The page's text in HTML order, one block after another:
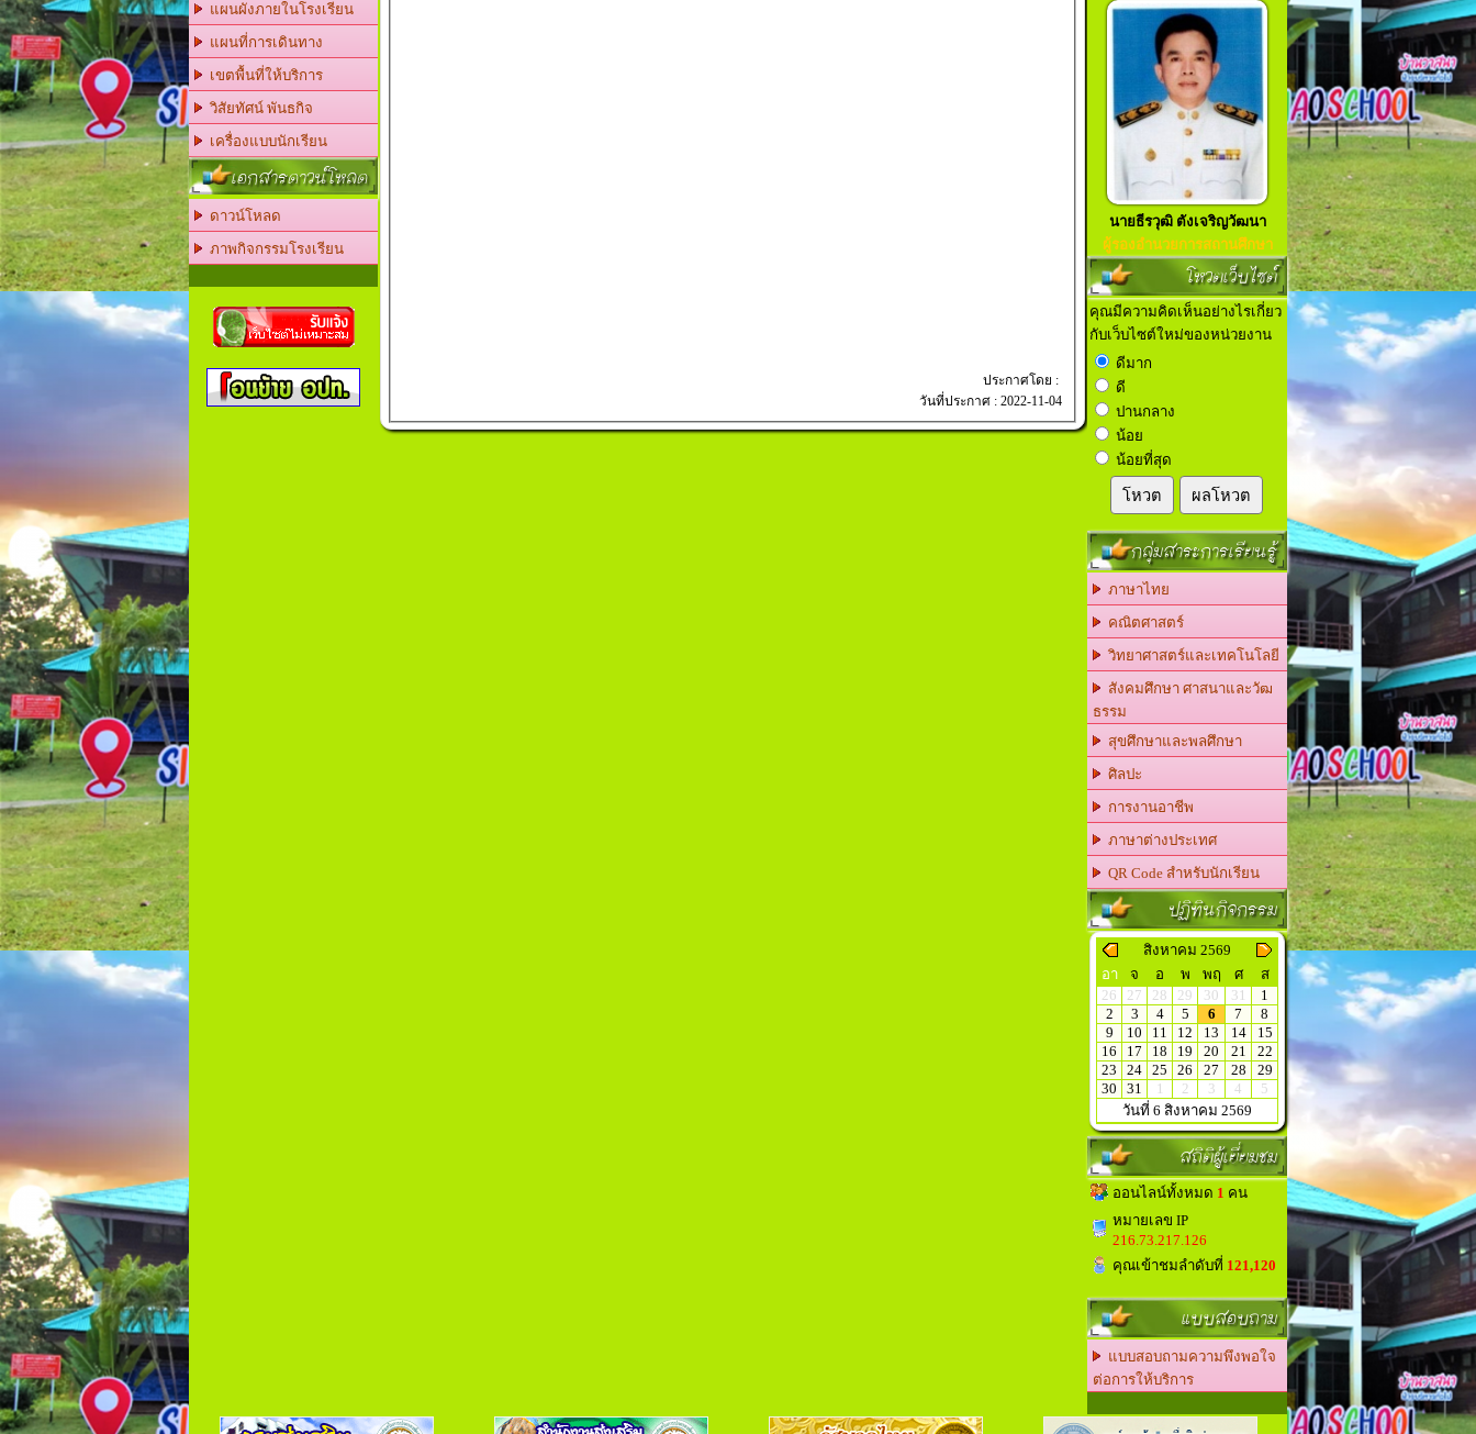
แผนผังภายในโรงเรียน
แผนที่การเดินทาง
เขตพื้นที่ให้บริการ
วิสัยทัศน์ พันธกิจ
เครื่องแบบนักเรียน
เอกสารดาวน์โหลด
ดาวน์โหลด
ภาพกิจกรรมโรงเรียน
ประกาศโดย :
วันที่ประกาศ : 2022-11-04
นายธีรวุฒิ ตังเจริญวัฒนา
ผู้รองอำนวยการสถานศึกษา
โหวตเว็บไซต์
คุณมีความคิดเห็นอย่างไรเกี่ยว
กับเว็บไซต์ใหม่ของหน่วยงาน
ดีมาก
ดี
ปานกลาง
น้อย
น้อยที่สุด
โหวต ผลโหวต
กลุ่มสาระการเรียนรู้
ภาษาไทย
คณิตศาสตร์
วิทยาศาสตร์และเทคโนโลยี
สังคมศึกษา ศาสนาและวัฒ
ธรรม
สุขศึกษาและพลศึกษา
ศิลปะ
การงานอาชีพ
ภาษาต่างประเทศ
QR Code สำหรับนักเรียน
ปฏิทินกิจกรรม
สิงหาคม 2569
อา
จ อ พ พฤ ศ
ส
26
27 28 29 30 31
1
2
3 4 5 6 7
8
9
10 11 12 13 14
15
16
17 18 19 20 21
22
23
24 25 26 27 28
29
30
31 1 2 3 4
5
วันที่ 6 สิงหาคม 2569
สถิติผู้เยี่ยมชม
ออนไลน์ทั้งหมด 1 คน
หมายเลข IP
216.73.217.126
คุณเข้าชมลำดับที่ 121,120
แบบสอบถาม
แบบสอบถามความพึงพอใจ
ต่อการให้บริการ